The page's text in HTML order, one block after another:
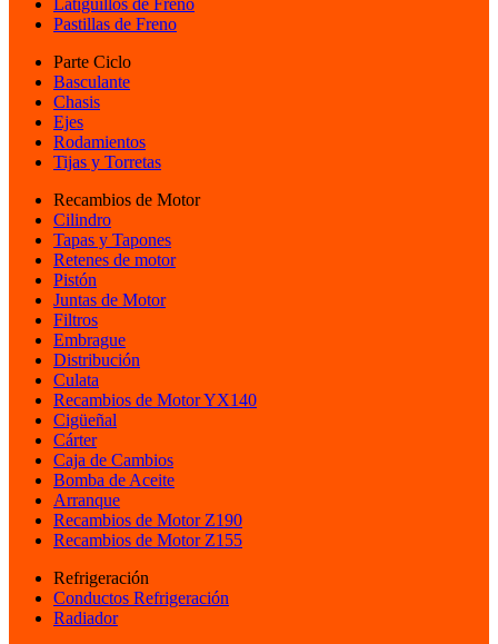
Pastillas de Freno
Parte Ciclo
Basculante
Chasis
Ejes
Rodamientos
Tijas y Torretas
Recambios de Motor
Cilindro
Tapas y Tapones
Retenes de motor
Pistón
Juntas de Motor
Filtros
Embrague
Distribución
Culata
Recambios de Motor YX140
Cigüeñal
Cárter
Caja de Cambios
Bomba de Aceite
Arranque
Recambios de Motor Z190
Recambios de Motor Z155
Refrigeración
Conductos Refrigeración
Radiador